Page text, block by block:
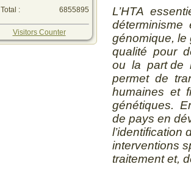
Total :
6855895
Visitors Counter
L’HTA
déterminisme
génomique,
qualité pour
ou la part de
permet de
humaines et
génétiques.
de pays en
l’identification
interventions
traitement et,